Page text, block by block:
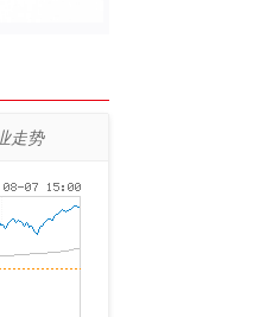
走势